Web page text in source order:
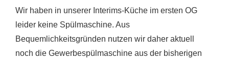
Wir haben in unserer Interims-Küche im ersten OG
leider keine Spülmaschine. Aus
Bequemlichkeitsgründen nutzen wir daher aktuell
noch die Gewerbespülmaschine aus der bisherigen